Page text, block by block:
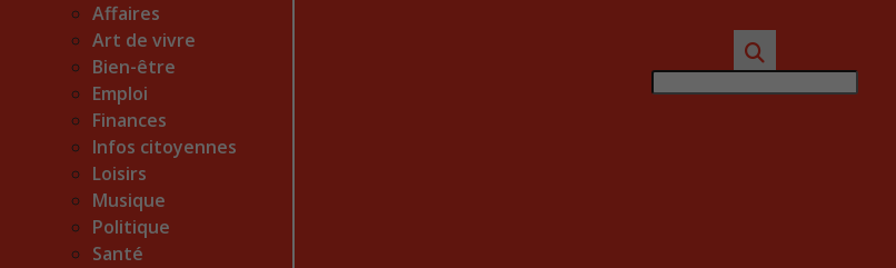
Affaires
Art de vivre
Bien-être
Emploi
Finances
Infos citoyennes
Loisirs
Musique
Politique
Santé